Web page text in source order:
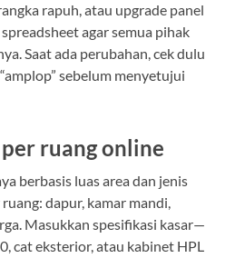
rapuh, atau upgrade panel
agar semua pihak
Saat ada perubahan, cek dulu
sebelum menyetujui
ruang online
berbasis luas area dan jenis
dapur, kamar mandi,
Masukkan spesifikasi kasar—
cat eksterior, atau kabinet HPL